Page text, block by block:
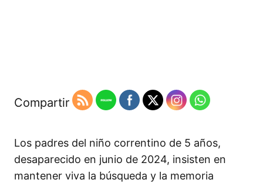
Compartir
Los padres del niño correntino de 5 años,
desaparecido en junio de 2024, insisten en
mantener viva la búsqueda y la memoria